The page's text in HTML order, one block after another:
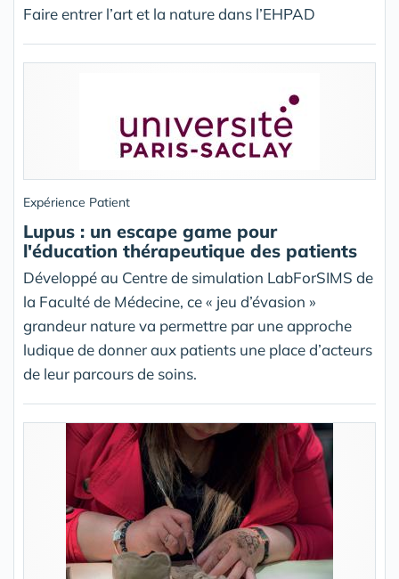
Faire entrer l’art et la nature dans l’EHPAD
Expérience Patient
Lupus : un escape game pour
l'éducation thérapeutique des patients
Développé au Centre de simulation LabForSIMS de
la Faculté de Médecine, ce « jeu d’évasion »
grandeur nature va permettre par une approche
ludique de donner aux patients une place d’acteurs
de leur parcours de soins.